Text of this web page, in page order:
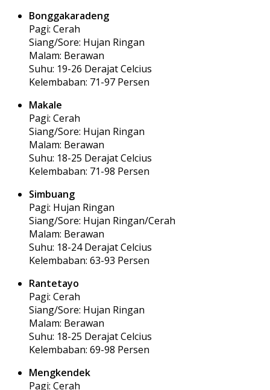
Bonggakaradeng
Pagi: Cerah
Siang/Sore: Hujan Ringan
Malam: Berawan
Suhu: 19-26 Derajat Celcius
Kelembaban: 71-97 Persen
Makale
Pagi: Cerah
Siang/Sore: Hujan Ringan
Malam: Berawan
Suhu: 18-25 Derajat Celcius
Kelembaban: 71-98 Persen
Simbuang
Pagi: Hujan Ringan
Siang/Sore: Hujan Ringan/Cerah
Malam: Berawan
Suhu: 18-24 Derajat Celcius
Kelembaban: 63-93 Persen
Rantetayo
Pagi: Cerah
Siang/Sore: Hujan Ringan
Malam: Berawan
Suhu: 18-25 Derajat Celcius
Kelembaban: 69-98 Persen
Mengkendek
Pagi: Cerah